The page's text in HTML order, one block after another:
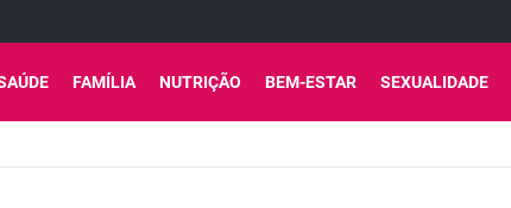
FAMÍLIA NUTRIÇÃO BEM-ESTAR SEXUALIDADE